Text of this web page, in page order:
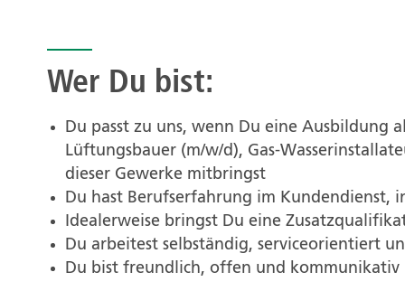
Wer Du bist:
Du passt zu uns, wenn Du eine Ausbildung
Lüftungsbauer (m/w/d), Gas-
dieser Gewerke mitbringst
Du hast Berufserfahrung im
Idealerweise bringst Du eine
Du arbeitest selbständig, serviceorientiert
Du bist freundlich, offen und kommunikativ